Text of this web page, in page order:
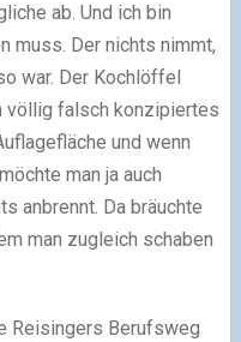
ab. Und ich bin
muss. Der nichts nimmt,
war. Der Kochlöffel
völlig falsch konzipiertes
und wenn
man ja auch
anbrennt. Da bräuchte
man zugleich schaben
Reisingers Berufsweg